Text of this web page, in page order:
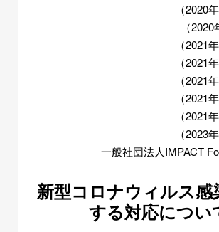
（2020
（
（2021
（2021
（2021
（2021
（2021
（2023
一般社団法人IMPACT
新型コロナウィルス感
する対応につい